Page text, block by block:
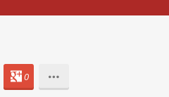
0